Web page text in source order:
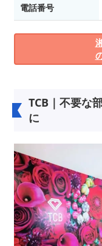
電話番号
TCB｜不要な
に